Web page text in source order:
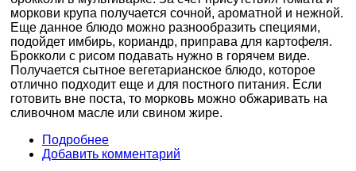
моркови крупа получается сочной, ароматной и нежной.
Еще данное блюдо можно разнообразить специями,
подойдет имбирь, кориандр, приправа для картофеля.
Брокколи с рисом подавать нужно в горячем виде.
Получается сытное вегетарианское блюдо, которое
отлично подходит еще и для постного питания. Если
готовить вне поста, то морковь можно обжаривать на
сливочном масле или свином жире.
Подробнее
Добавить комментарий